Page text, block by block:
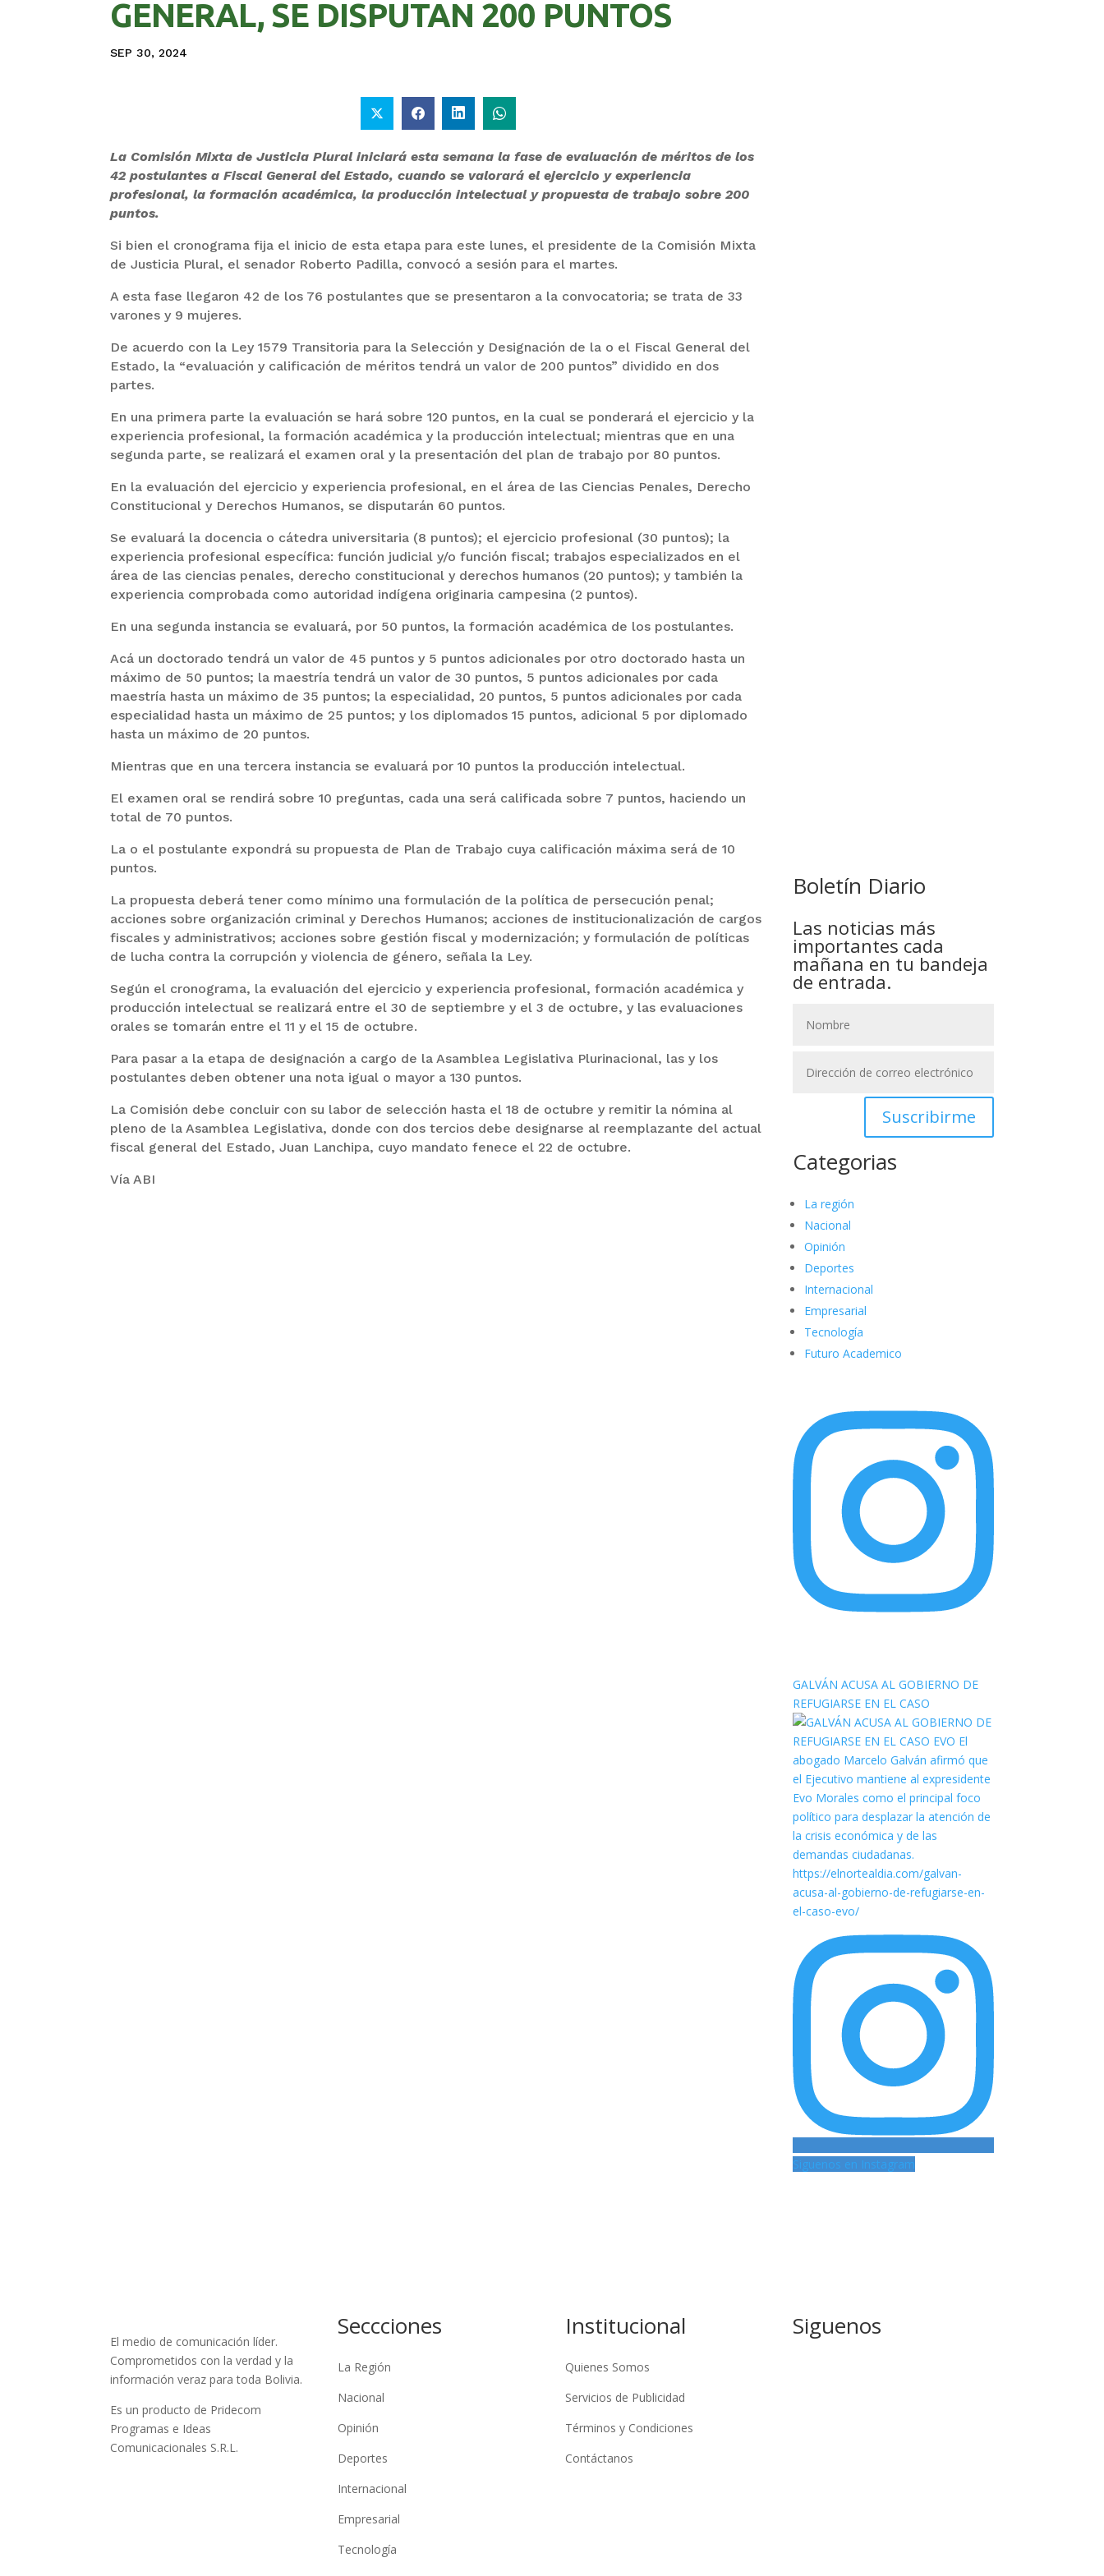
GENERAL, SE DISPUTAN 200 PUNTOS
SEP 30, 2024
La Comisión Mixta de Justicia Plural iniciará esta semana la fase de evaluación de méritos de los
42 postulantes a Fiscal General del Estado, cuando se valorará el ejercicio y experiencia
profesional, la formación académica, la producción intelectual y propuesta de trabajo sobre 200
puntos.
Si bien el cronograma fija el inicio de esta etapa para este lunes, el presidente de la Comisión Mixta
de Justicia Plural, el senador Roberto Padilla, convocó a sesión para el martes.
A esta fase llegaron 42 de los 76 postulantes que se presentaron a la convocatoria; se trata de 33
varones y 9 mujeres.
De acuerdo con la Ley 1579 Transitoria para la Selección y Designación de la o el Fiscal General del
Estado, la “evaluación y calificación de méritos tendrá un valor de 200 puntos” dividido en dos
partes.
En una primera parte la evaluación se hará sobre 120 puntos, en la cual se ponderará el ejercicio y la
experiencia profesional, la formación académica y la producción intelectual; mientras que en una
segunda parte, se realizará el examen oral y la presentación del plan de trabajo por 80 puntos.
En la evaluación del ejercicio y experiencia profesional, en el área de las Ciencias Penales, Derecho
Constitucional y Derechos Humanos, se disputarán 60 puntos.
Se evaluará la docencia o cátedra universitaria (8 puntos); el ejercicio profesional (30 puntos); la
experiencia profesional específica: función judicial y/o función fiscal; trabajos especializados en el
área de las ciencias penales, derecho constitucional y derechos humanos (20 puntos); y también la
experiencia comprobada como autoridad indígena originaria campesina (2 puntos).
En una segunda instancia se evaluará, por 50 puntos, la formación académica de los postulantes.
Acá un doctorado tendrá un valor de 45 puntos y 5 puntos adicionales por otro doctorado hasta un
máximo de 50 puntos; la maestría tendrá un valor de 30 puntos, 5 puntos adicionales por cada
maestría hasta un máximo de 35 puntos; la especialidad, 20 puntos, 5 puntos adicionales por cada
especialidad hasta un máximo de 25 puntos; y los diplomados 15 puntos, adicional 5 por diplomado
hasta un máximo de 20 puntos.
Mientras que en una tercera instancia se evaluará por 10 puntos la producción intelectual.
El examen oral se rendirá sobre 10 preguntas, cada una será calificada sobre 7 puntos, haciendo un
total de 70 puntos.
La o el postulante expondrá su propuesta de Plan de Trabajo cuya calificación máxima será de 10
puntos.
La propuesta deberá tener como mínimo una formulación de la política de persecución penal;
acciones sobre organización criminal y Derechos Humanos; acciones de institucionalización de cargos
fiscales y administrativos; acciones sobre gestión fiscal y modernización; y formulación de políticas
de lucha contra la corrupción y violencia de género, señala la Ley.
Según el cronograma, la evaluación del ejercicio y experiencia profesional, formación académica y
producción intelectual se realizará entre el 30 de septiembre y el 3 de octubre, y las evaluaciones
orales se tomarán entre el 11 y el 15 de octubre.
Para pasar a la etapa de designación a cargo de la Asamblea Legislativa Plurinacional, las y los
postulantes deben obtener una nota igual o mayor a 130 puntos.
La Comisión debe concluir con su labor de selección hasta el 18 de octubre y remitir la nómina al
pleno de la Asamblea Legislativa, donde con dos tercios debe designarse al reemplazante del actual
fiscal general del Estado, Juan Lanchipa, cuyo mandato fenece el 22 de octubre.
Vía ABI
Boletín Diario
Las noticias más
importantes cada
mañana en tu bandeja
de entrada.
Suscribirme
Categorias
La región
Nacional
Opinión
Deportes
Internacional
Empresarial
Tecnología
Futuro Academico
GALVÁN ACUSA AL GOBIERNO DE
REFUGIARSE EN EL CASO
Siguenos en Instagram
El medio de comunicación líder.
Comprometidos con la verdad y la
información veraz para toda Bolivia.
Es un producto de Pridecom
Programas e Ideas
Comunicacionales S.R.L.
Seccciones
La Región
Nacional
Opinión
Deportes
Internacional
Empresarial
Tecnología
Institucional
Quienes Somos
Servicios de Publicidad
Términos y Condiciones
Contáctanos
Siguenos